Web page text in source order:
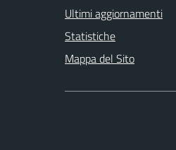
Ultimi aggiornamenti
Statistiche
Mappa del Sito